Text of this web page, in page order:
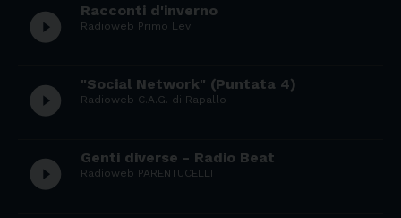
play_circle_filled Racconti d'inverno
Radioweb Primo Levi
play_circle_filled "Social Network" (Puntata 4)
Radioweb C.A.G. di Rapallo
play_circle_filled Genti diverse - Radio Beat
Radioweb PARENTUCELLI